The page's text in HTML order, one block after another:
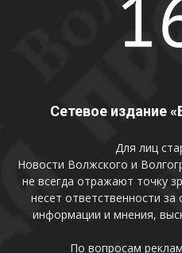
Сетевое издание
Для лиц
Новости Волжского и
не всегда отражают точку
несет ответственности
информации и мнения,
По вопросам